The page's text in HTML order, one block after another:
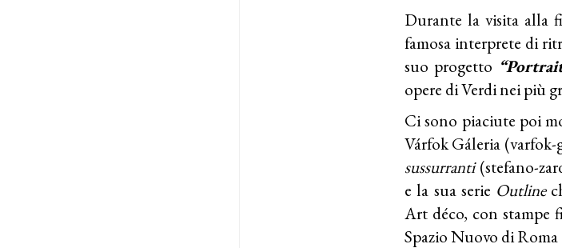
Durante la visita alla
famosa interprete di
suo progetto
opere di Verdi nei più
Ci sono piaciute poi
Várfok Gáleria (varfok-
sussurranti(stefano-
e la sua serie Outline
Art déco, con stampe
Spazio Nuovo di Roma